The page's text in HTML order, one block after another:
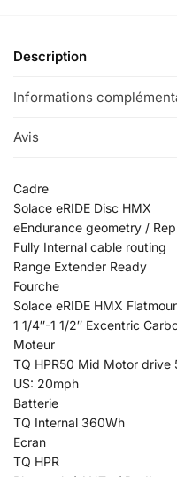
Description
Informations
Avis
Cadre
Solace eRIDE Disc HMX
eEndurance geometry /
Fully Internal cable routing
Range Extender Ready
Fourche
Solace eRIDE HMX
1 1/4″-1 1/2″ Excentric
Moteur
TQ HPR50 Mid Motor drive
US: 20mph
Batterie
TQ Internal 360Wh
Ecran
TQ HPR